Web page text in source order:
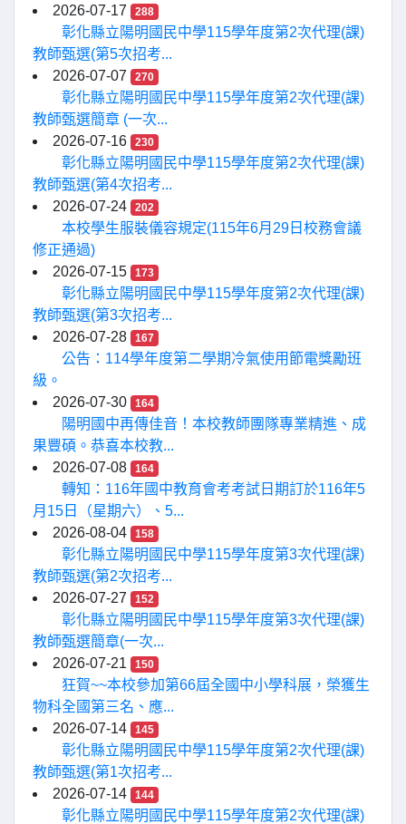
2026-07-17
288
彰化縣立陽明國民中學115學年度第2次代理(課)
教師甄選(第5次招考...
2026-07-07
270
彰化縣立陽明國民中學115學年度第2次代理(課)
教師甄選簡章 (一次...
2026-07-16
230
彰化縣立陽明國民中學115學年度第2次代理(課)
教師甄選(第4次招考...
2026-07-24
202
本校學生服裝儀容規定(115年6月29日校務會議
修正通過)
2026-07-15
173
彰化縣立陽明國民中學115學年度第2次代理(課)
教師甄選(第3次招考...
2026-07-28
167
公告：114學年度第二學期冷氣使用節電獎勵班
級。
2026-07-30
164
陽明國中再傳佳音！本校教師團隊專業精進、成
果豐碩。恭喜本校教...
2026-07-08
164
轉知：116年國中教育會考考試日期訂於116年5
月15日（星期六）、5...
2026-08-04
158
彰化縣立陽明國民中學115學年度第3次代理(課)
教師甄選(第2次招考...
2026-07-27
152
彰化縣立陽明國民中學115學年度第3次代理(課)
教師甄選簡章(一次...
2026-07-21
150
狂賀~~本校參加第66屆全國中小學科展，榮獲生
物科全國第三名、應...
2026-07-14
145
彰化縣立陽明國民中學115學年度第2次代理(課)
教師甄選(第1次招考...
2026-07-14
144
彰化縣立陽明國民中學115學年度第2次代理(課)